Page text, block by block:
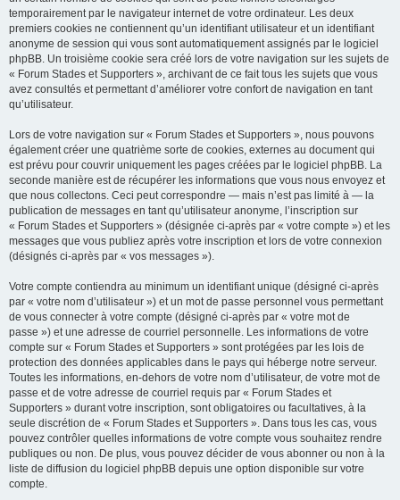
temporairement par le navigateur internet de votre ordinateur. Les deux
premiers cookies ne contiennent qu’un identifiant utilisateur et un identifiant
anonyme de session qui vous sont automatiquement assignés par le logiciel
phpBB. Un troisième cookie sera créé lors de votre navigation sur les sujets de
« Forum Stades et Supporters », archivant de ce fait tous les sujets que vous
avez consultés et permettant d’améliorer votre confort de navigation en tant
qu’utilisateur.
Lors de votre navigation sur « Forum Stades et Supporters », nous pouvons
également créer une quatrième sorte de cookies, externes au document qui
est prévu pour couvrir uniquement les pages créées par le logiciel phpBB. La
seconde manière est de récupérer les informations que vous nous envoyez et
que nous collectons. Ceci peut correspondre — mais n’est pas limité à — la
publication de messages en tant qu’utilisateur anonyme, l’inscription sur
« Forum Stades et Supporters » (désignée ci-après par « votre compte ») et les
messages que vous publiez après votre inscription et lors de votre connexion
(désignés ci-après par « vos messages »).
Votre compte contiendra au minimum un identifiant unique (désigné ci-après
par « votre nom d’utilisateur ») et un mot de passe personnel vous permettant
de vous connecter à votre compte (désigné ci-après par « votre mot de
passe ») et une adresse de courriel personnelle. Les informations de votre
compte sur « Forum Stades et Supporters » sont protégées par les lois de
protection des données applicables dans le pays qui héberge notre serveur.
Toutes les informations, en-dehors de votre nom d’utilisateur, de votre mot de
passe et de votre adresse de courriel requis par « Forum Stades et
Supporters » durant votre inscription, sont obligatoires ou facultatives, à la
seule discrétion de « Forum Stades et Supporters ». Dans tous les cas, vous
pouvez contrôler quelles informations de votre compte vous souhaitez rendre
publiques ou non. De plus, vous pouvez décider de vous abonner ou non à la
liste de diffusion du logiciel phpBB depuis une option disponible sur votre
compte.